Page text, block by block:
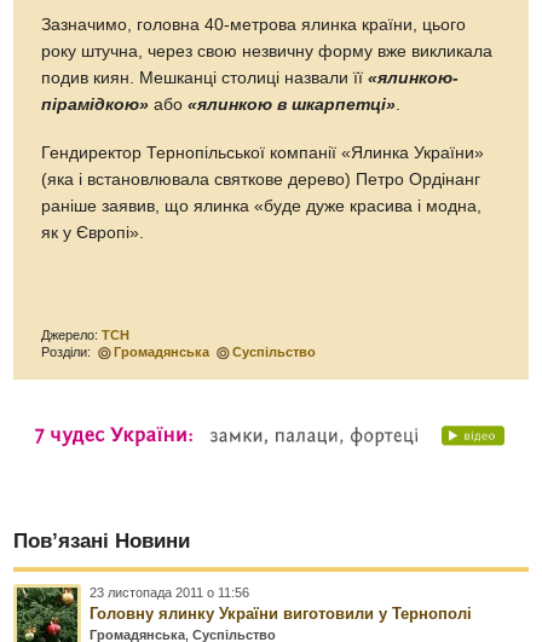
Зазначимо, головна 40-метрова ялинка країни, цього
року штучна, через свою незвичну форму вже викликала
подив киян. Мешканці столиці назвали її«ялинкою-
пірамідкою» або«ялинкою в шкарпетці»
Гендиректор Тернопільської компанії «Ялинка України»
(яка і встановлювала святкове дерево) Петро Ордінанг
раніше заявив, що ялинка «буде дуже красива і модна,
як у Європі».
Джерело:ТСН
Розділи:
Громадянська Суспільство
Пов’язані Новини
23 листопада 2011 о 11:56
Головну ялинку України виготовили у Тернополі
Громадянська,Суспільство